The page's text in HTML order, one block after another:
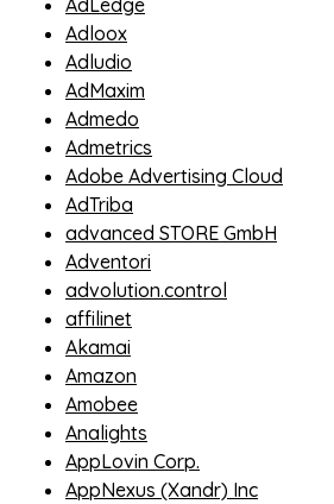
AdLedge
Adloox
Adludio
AdMaxim
Admedo
Admetrics
Adobe Advertising Cloud
AdTriba
advanced STORE GmbH
Adventori
advolution.control
affilinet
Akamai
Amazon
Amobee
Analights
AppLovin Corp.
AppNexus (Xandr) Inc